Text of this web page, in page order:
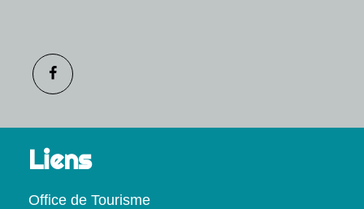
Liens
Office de Tourisme